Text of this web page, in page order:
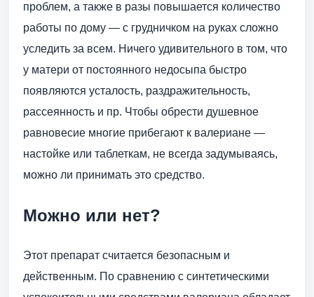
проблем, а также в разы повышается количество
работы по дому — с грудничком на руках сложно
уследить за всем. Ничего удивительного в том, что
у матери от постоянного недосыпа быстро
появляются усталость, раздражительность,
рассеянность и пр. Чтобы обрести душевное
равновесие многие прибегают к валериане —
настойке или таблеткам, не всегда задумываясь,
можно ли принимать это средство.
Можно или нет?
Этот препарат считается безопасным и
действенным. По сравнению с синтетическими